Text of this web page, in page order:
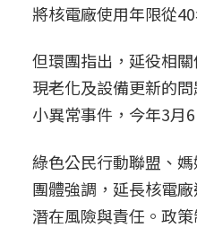
將核電廠使用年限從
但環團指出，延役相
現老化及設備更新的
小異常事件，今年3月
綠色公民行動聯盟、
團體強調，延長核電
潛在風險與責任。政